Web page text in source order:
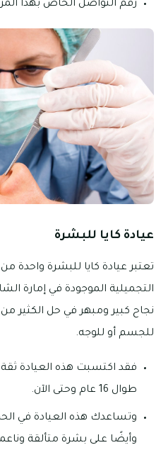
رقم التواصل الخاص بهذا المركز: 8337
عيادة كايا للبشرة
تعتبر عيادة كايا للبشرة واحدة
التجميلية الموجودة في إمارة
نجاح كبير ومبهر في حل الكثير
للجسم أو للوجه.
فقد اكتسبت هذه العيادة
طوال 16 عام وحتى الآن.
وتساعدك هذه العيادة في
وأيضًا على بشرة متألقة